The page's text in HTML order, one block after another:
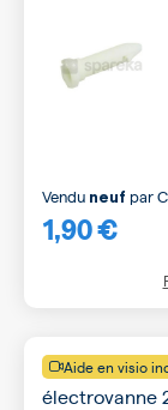
1,90 €
Vendu neuf par
Aide en visio
électrovanne